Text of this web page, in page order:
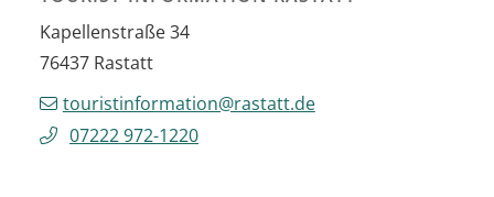
Kapellenstraße 34
76437 Rastatt
touristinformation@rastatt.de
07222 972-1220